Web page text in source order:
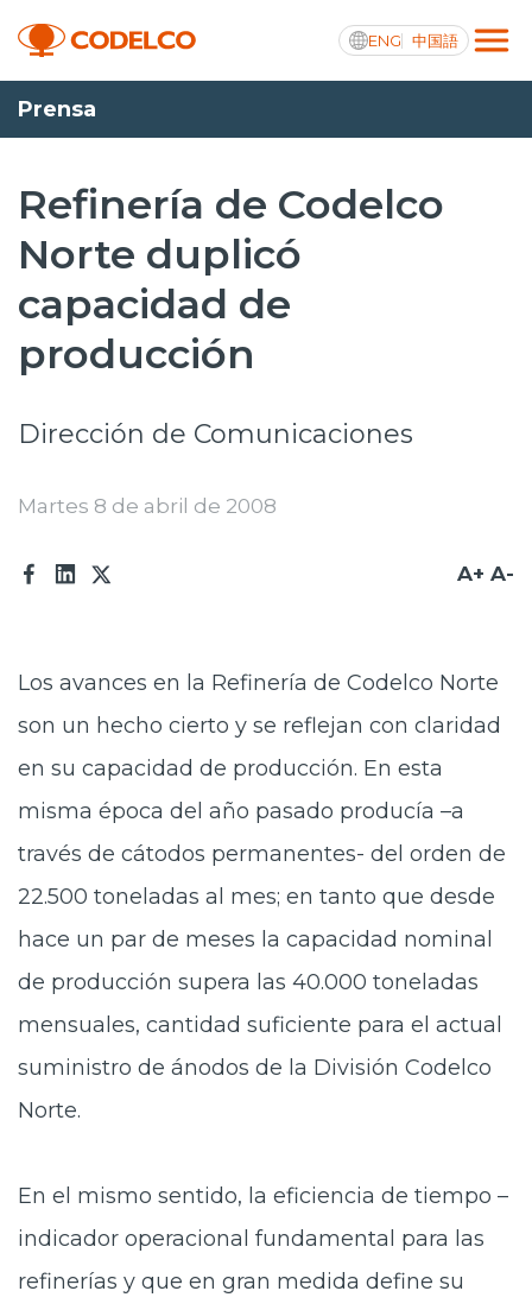
ENG 中国語
Transparencia activa
Nosotros
Operaciones
Proyectos
Inversionistas
Prensa
Canales de denuncia
Proveedores
Acceso trabajadores/as
Prensa
Refinería de Codelco
Norte duplicó
capacidad de
producción
Dirección de Comunicaciones
Martes 8 de abril de 2008
A+ A-
Los avances en la Refinería de Codelco Norte
son un hecho cierto y se reflejan con claridad
en su capacidad de producción. En esta
misma época del año pasado producía –a
través de cátodos permanentes- del orden de
22.500 toneladas al mes; en tanto que desde
hace un par de meses la capacidad nominal
de producción supera las 40.000 toneladas
mensuales, cantidad suficiente para el actual
suministro de ánodos de la División Codelco
Norte.
En el mismo sentido, la eficiencia de tiempo –
indicador operacional fundamental para las
refinerías y que en gran medida define su